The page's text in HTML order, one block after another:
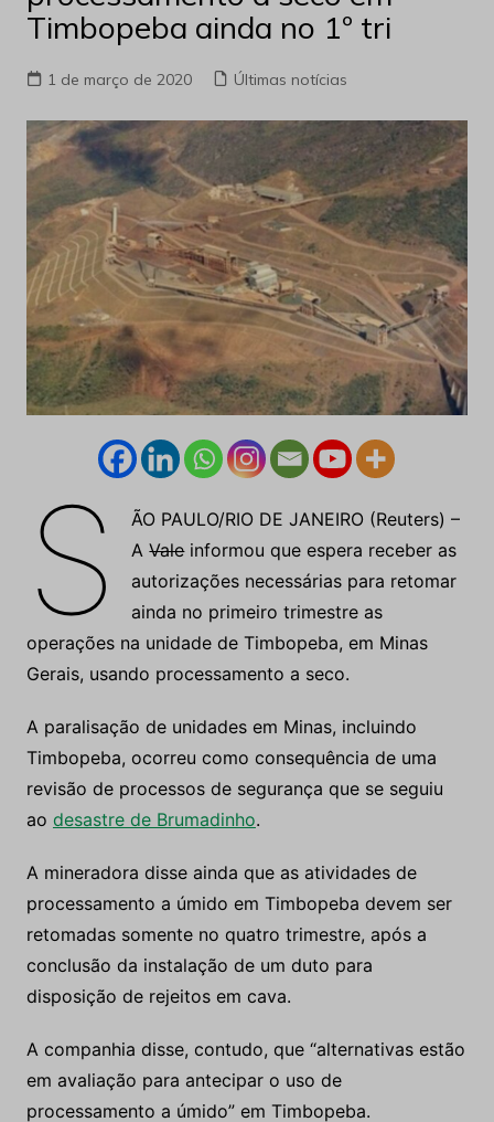
Timbopeba ainda no 1º tri
1 de março de 2020 Últimas notícias
S
ÃO PAULO/RIO DE JANEIRO (Reuters) –
AValeinformou que espera receber as
autorizações necessárias para retomar
ainda no primeiro trimestre as
operações na unidade de Timbopeba, em Minas
Gerais, usando processamento a seco.
A paralisação de unidades em Minas, incluindo
Timbopeba, ocorreu como consequência de uma
revisão de processos de segurança que se seguiu
ao desastre de Brumadinho.
A mineradora disse ainda que as atividades de
processamento a úmido em Timbopeba devem ser
retomadas somente no quatro trimestre, após a
conclusão da instalação de um duto para
disposição de rejeitos em cava.
A companhia disse, contudo, que “alternativas estão
em avaliação para antecipar o uso de
processamento a úmido” em Timbopeba.